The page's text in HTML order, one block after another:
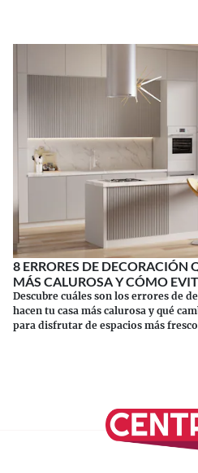
8 ERRORES DE DECORACIÓN
MÁS CALUROSA Y CÓMO
Descubre cuáles son los errores de
hacen tu casa más calurosa y qué
para disfrutar de espacios más